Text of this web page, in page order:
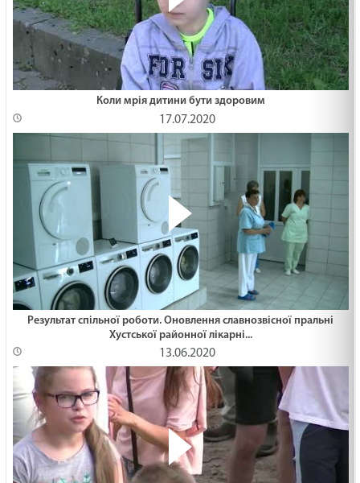
Коли мрія дитини бути здоровим
17.07.2020
Результат спільної роботи. Оновлення славнозвісної пральні
Хустської районної лікарні...
13.06.2020